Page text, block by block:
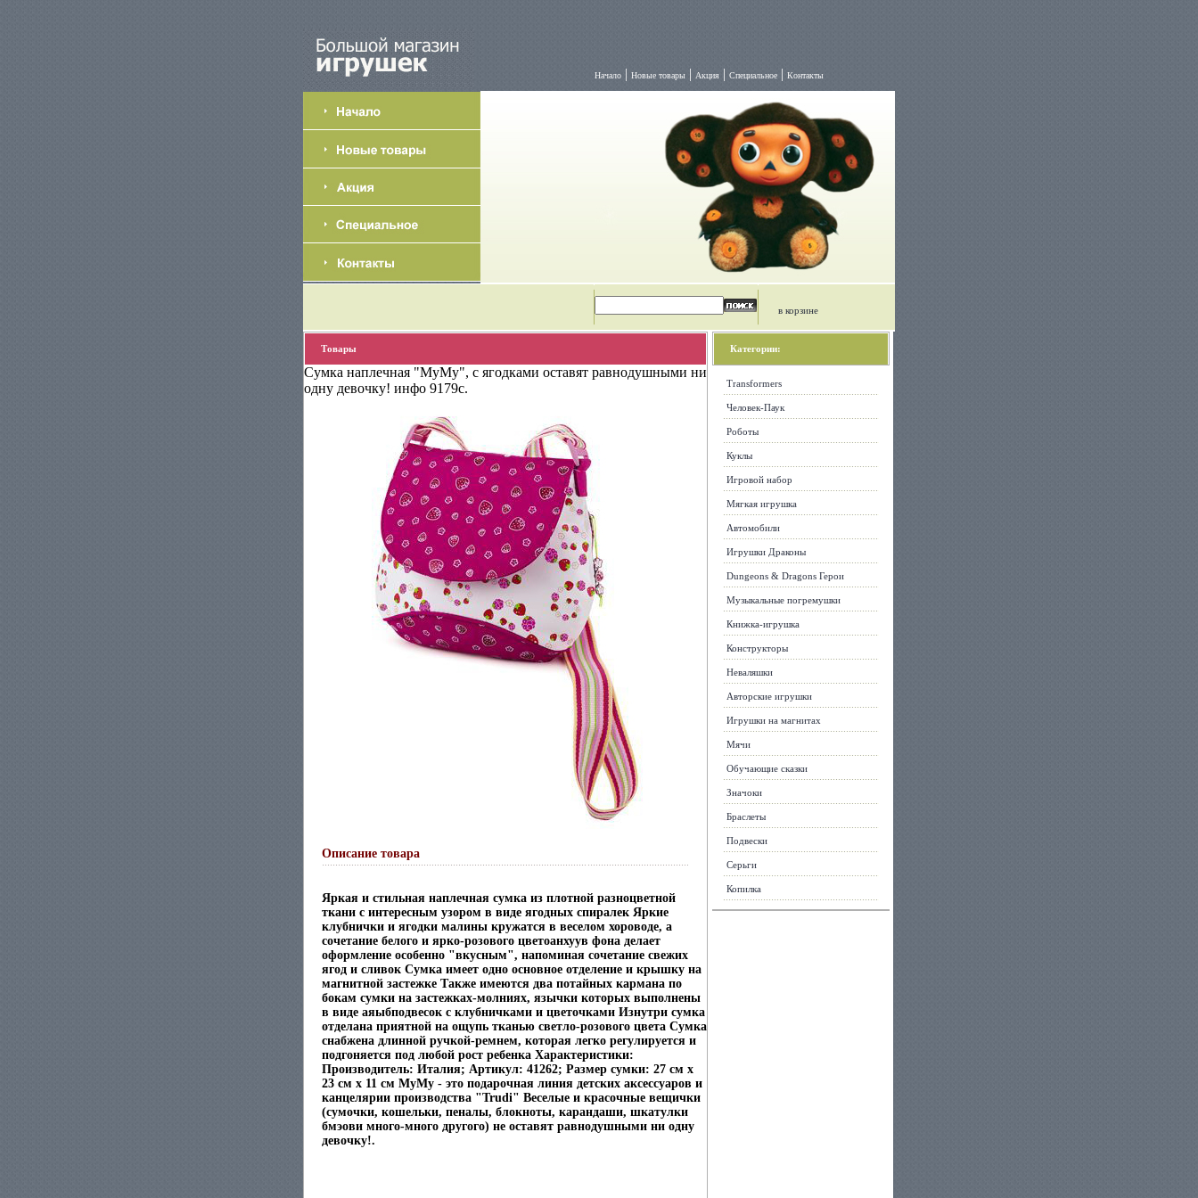
Начало | Новые товары | Акция | Специальное | Контакты
в корзине
Товары
Сумка наплечная "MyMy", с ягодками оставят равнодушными ни
одну девочку! инфо 9179c.
Описание товара
Яркая и стильная наплечная сумка из плотной разноцветной
ткани с интересным узором в виде ягодных спиралек Яркие
клубнички и ягодки малины кружатся в веселом хороводе, а
сочетание белого и ярко-розового цветоанхуув фона делает
оформление особенно "вкусным", напоминая сочетание свежих
ягод и сливок Сумка имеет одно основное отделение и крышку на
магнитной застежке Также имеются два потайных кармана по
бокам сумки на застежках-молниях, язычки которых выполнены
в виде аяыбподвесок с клубничками и цветочками Изнутри сумка
отделана приятной на ощупь тканью светло-розового цвета Сумка
снабжена длинной ручкой-ремнем, которая легко регулируется и
подгоняется под любой рост ребенка Характеристики:
Производитель: Италия; Артикул: 41262; Размер сумки: 27 см x
23 см x 11 см MyMy - это подарочная линия детских аксессуаров и
канцелярии производства "Trudi" Веселые и красочные вещички
(сумочки, кошельки, пеналы, блокноты, карандаши, шкатулки
бмэови много-много другого) не оставят равнодушными ни одну
девочку!.
Категории:
Transformers
Человек-Паук
Роботы
Куклы
Игровой набор
Мягкая игрушка
Автомобили
Игрушки Драконы
Dungeons & Dragons Герои
Музыкальные погремушки
Книжка-игрушка
Конструкторы
Неваляшки
Авторские игрушки
Игрушки на магнитах
Мячи
Обучающие сказки
Значоки
Браслеты
Подвески
Серьги
Копилка